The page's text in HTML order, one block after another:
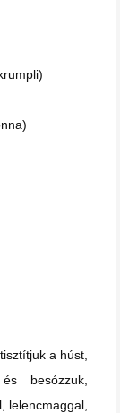
a húst,
besózzuk,
lelencmaggal,